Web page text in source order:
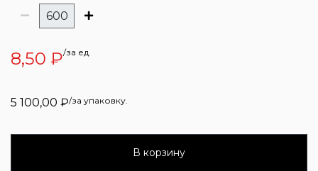
8,50 ₽/за ед.
5 100,00 ₽/за упаковку.
В корзину